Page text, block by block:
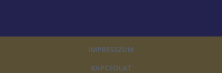
IMPRESSZUM
KAPCSOLAT